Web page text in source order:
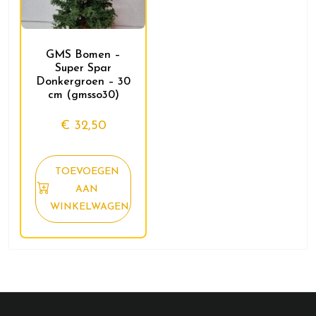
GMS Bomen –
Super Spar
Donkergroen – 30
cm (gmsso30)
€ 32,50
TOEVOEGEN
AAN
WINKELWAGEN